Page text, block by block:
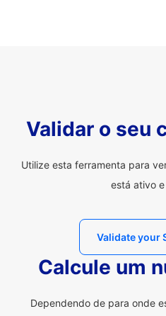
Validar o seu
Utilize esta ferramenta para
está ativo
Validate your
Calcule um
Dependendo de para onde